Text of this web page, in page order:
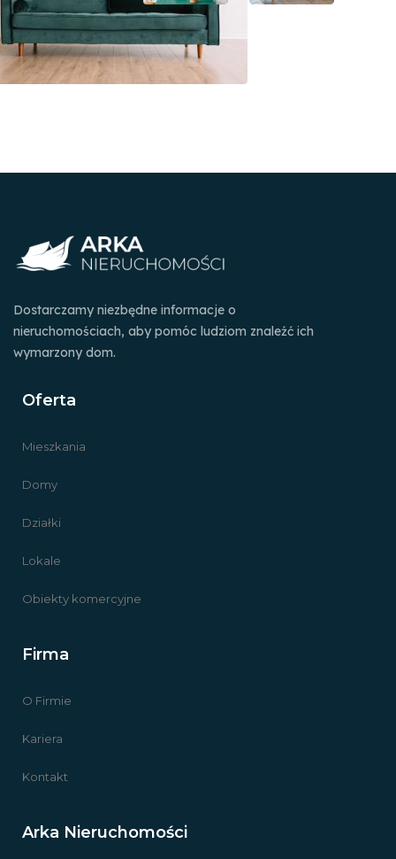
Dostarczamy niezbędne informacje o
nieruchomościach, aby pomóc ludziom znaleźć ich
wymarzony dom.
Oferta
Mieszkania
Domy
Działki
Lokale
Obiekty komercyjne
Firma
O Firmie
Kariera
Kontakt
Arka Nieruchomości